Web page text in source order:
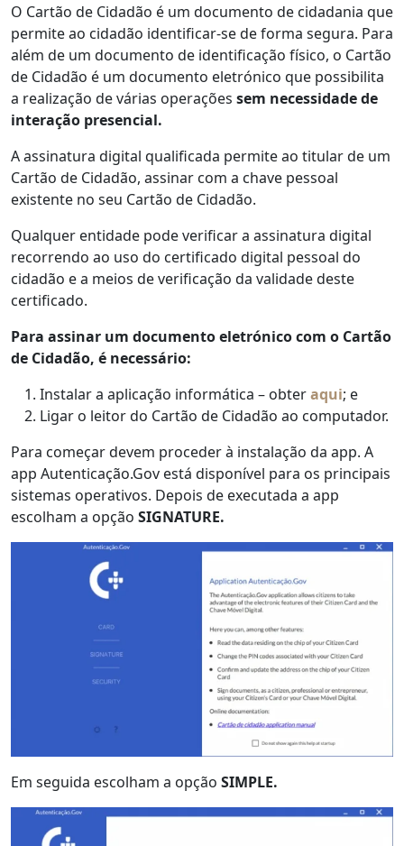
O Cartão de Cidadão é um documento de cidadania que
permite ao cidadão identificar-se de forma segura. Para
além de um documento de identificação físico, o Cartão
de Cidadão é um documento eletrónico que possibilita
a realização de várias operações sem necessidade de
interação presencial.
A assinatura digital qualificada permite ao titular de um
Cartão de Cidadão, assinar com a chave pessoal
existente no seu Cartão de Cidadão.
Qualquer entidade pode verificar a assinatura digital
recorrendo ao uso do certificado digital pessoal do
cidadão e a meios de verificação da validade deste
certificado.
Para assinar um documento eletrónico com o Cartão
de Cidadão, é necessário:
Instalar a aplicação informática – obteraqui; e
Ligar o leitor do Cartão de Cidadão ao computador.
Para começar devem proceder à instalação da app. A
app Autenticação.Gov está disponível para os principais
sistemas operativos. Depois de executada a app
escolham a opção SIGNATURE.
Em seguida escolham a opção SIMPLE.